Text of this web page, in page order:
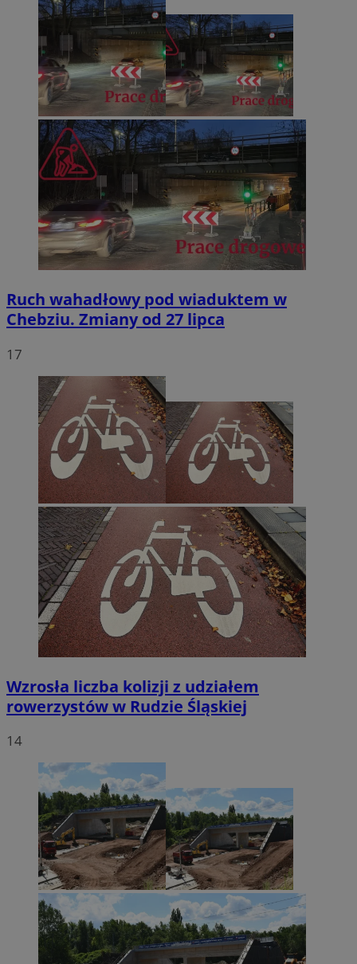
Ruch wahadłowy pod wiaduktem w
Chebziu. Zmiany od 27 lipca
17
Wzrosła liczba kolizji z udziałem
rowerzystów w Rudzie Śląskiej
14